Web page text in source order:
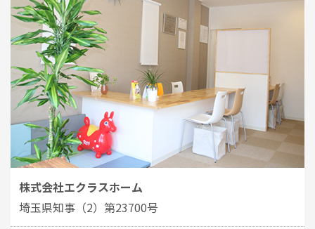
株式会社エクラスホーム
埼玉県知事（2）第23700号